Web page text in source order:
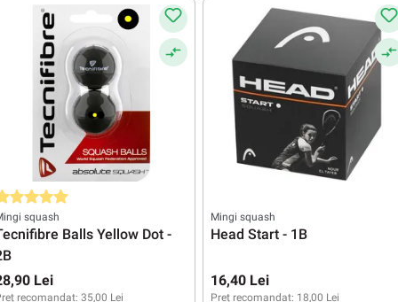
medie de 5 din 5 stele
squash
Balls Yellow Dot -
Lei
recomandat: 35,00 Lei
Mingi squash
Head Start - 1B
16,40 Lei
Preț recomandat: 18,00 Lei